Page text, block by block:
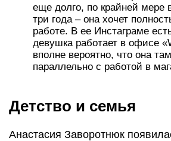
еще долго, по крайней мере
три года – она хочет
работе. В ее Инстаграме
девушка работает в офисе
вполне вероятно, что она
параллельно с работой в
Детство и семья
Анастасия Заворотнюк